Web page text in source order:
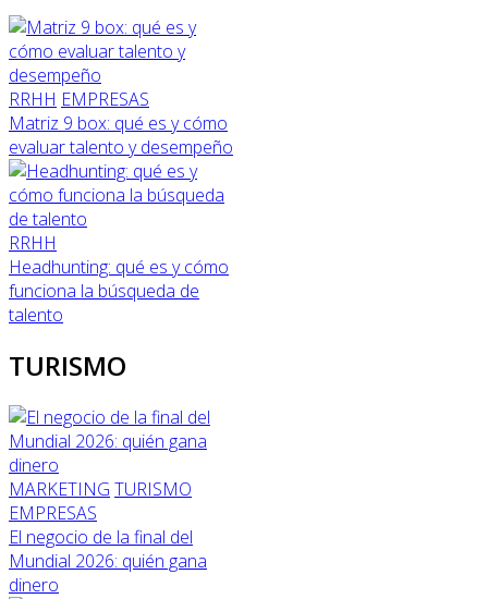
RRHH EMPRESAS
Matriz 9 box: qué es y cómo
evaluar talento y desempeño
RRHH
Headhunting: qué es y cómo
funciona la búsqueda de
talento
TURISMO
MARKETING TURISMO
EMPRESAS
El negocio de la final del
Mundial 2026: quién gana
dinero